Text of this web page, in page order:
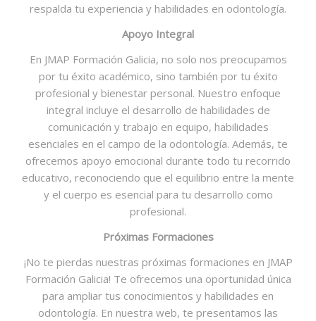
respalda tu experiencia y habilidades en odontología.
Apoyo Integral
En JMAP Formación Galicia, no solo nos preocupamos
por tu éxito académico, sino también por tu éxito
profesional y bienestar personal. Nuestro enfoque
integral incluye el desarrollo de habilidades de
comunicación y trabajo en equipo, habilidades
esenciales en el campo de la odontología. Además, te
ofrecemos apoyo emocional durante todo tu recorrido
educativo, reconociendo que el equilibrio entre la mente
y el cuerpo es esencial para tu desarrollo como
profesional.
Próximas Formaciones
¡No te pierdas nuestras próximas formaciones en JMAP
Formación Galicia! Te ofrecemos una oportunidad única
para ampliar tus conocimientos y habilidades en
odontología. En nuestra web, te presentamos las